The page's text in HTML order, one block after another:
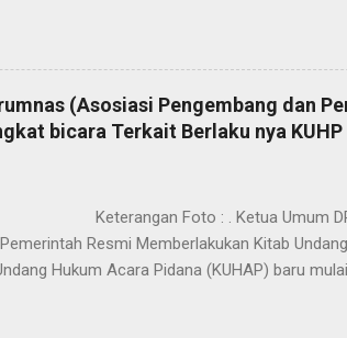
Jumat (16/1/2026). Sorotan ini
menjadi dasar penanganan perkara diduga
korespondensi, hingga langkah-langkah
tersebut berangkat dari dugaan
Perkumpulan Pengacara dan Konsultan
(Asosiasi Pengembang dan
bicara Terkait Berlaku nya KUHP
Foto : . Ketua Umum DPP
Resmi Memberlakukan Kitab
Hukum Acara Pidana (KUHAP) baru
Asprumnas (Asosiasi Pengembang dan